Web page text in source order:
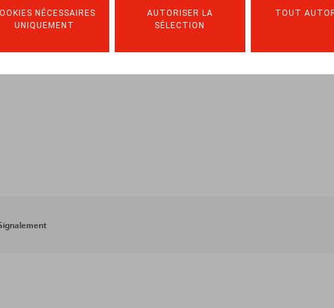
NÉCESSAIRES
UNIQUEMENT
AUTORISER LA
SÉLECTION
TOUT